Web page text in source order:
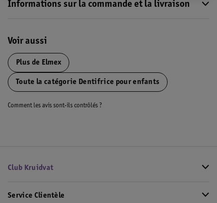
Informations sur la commande et la livraison
Voir aussi
Plus de Elmex
Toute la catégorie Dentifrice pour enfants
Comment les avis sont-ils contrôlés ?
Club Kruidvat
Service Clientèle